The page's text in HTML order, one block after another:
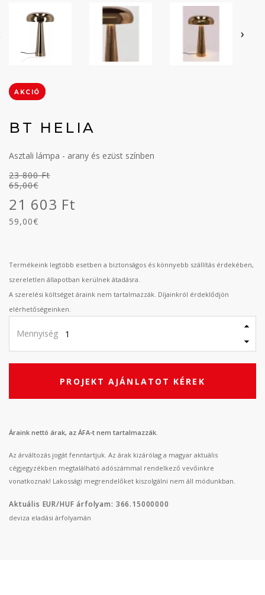
›
AKCIÓ
BT HELIA
Asztali lámpa - arany és ezüst színben
21 603 Ft
59,00€
23 800 Ft
65,00€
Termékeink legtöbb esetben a biztonságos és könnyebb szállítás érdekében,
szereletlen állapotban kerülnek átadásra.
A szerelési költséget áraink nem tartalmazzák. Díjainkról érdeklődjön
elérhetőségeinken.
Mennyiség
PROJEKT AJÁNLATOT KÉREK
Áraink nettó árak, az ÁFA-t nem tartalmazzák.
Az árváltozás jogát fenntartjuk. Az árak kizárólag a magyar aktuális
cégjegyzékben megtalálható adószámmal rendelkező vevőinkre
vonatkoznak! Lakossági megrendelőket kiszolgálni nem áll módunkban.
Aktuális EUR/HUF árfolyam: 366.15000000
deviza eladási árfolyamán